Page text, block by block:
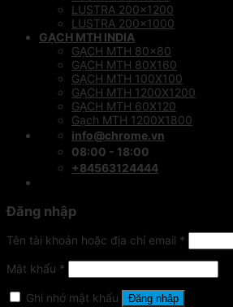
LUSTRA 200×1200
LUSTRA 200×1000
GẠCH MTH INDIA
GẠCH MTH 80×80
GẠCH MTH 80X160
GẠCH MTH 100X100
GẠCH MTH 1200X1200
GẠCH MTH 60X120
Gạch MTH 1200X1800
info@chrome.vn
08:00 - 18:00
+84563124444
Đăng nhập
Tên tài khoản hoặc địa chỉ email *
Mật khẩu *
Ghi nhớ mật khẩu Đăng nhập